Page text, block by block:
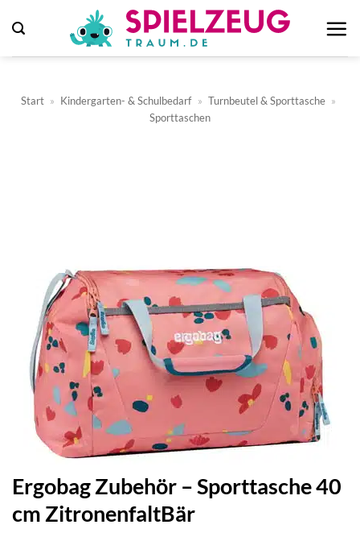
Inhalt
springen
Start » Kindergarten- & Schulbedarf » Turnbeutel & Sporttasche »
Sporttaschen
Ergobag Zubehör – Sporttasche 40
cm ZitronenfaltBär